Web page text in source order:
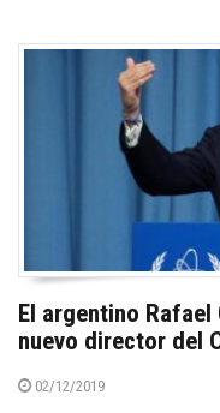
El argentino
nuevo director del
02/12/2019